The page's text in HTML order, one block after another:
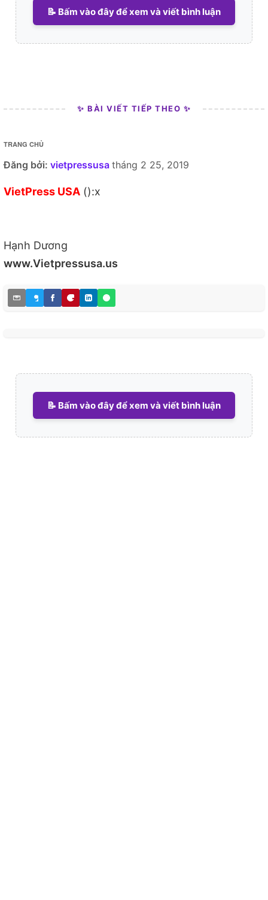
📝 Bấm vào đây để xem và viết bình luận
✨ BÀI VIẾT TIẾP THEO ✨
TRANG CHỦ
Đăng bởi: vietpressusa tháng 2 25, 2019
VietPress USA ():x
Hạnh Dương
www.Vietpressusa.us
📝 Bấm vào đây để xem và viết bình luận